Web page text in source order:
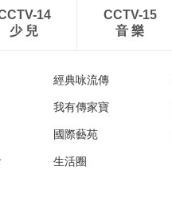
14
少 兒
CCTV-15
音 樂
經典咏流傳
我有傳家寶
國際藝苑
生活圈